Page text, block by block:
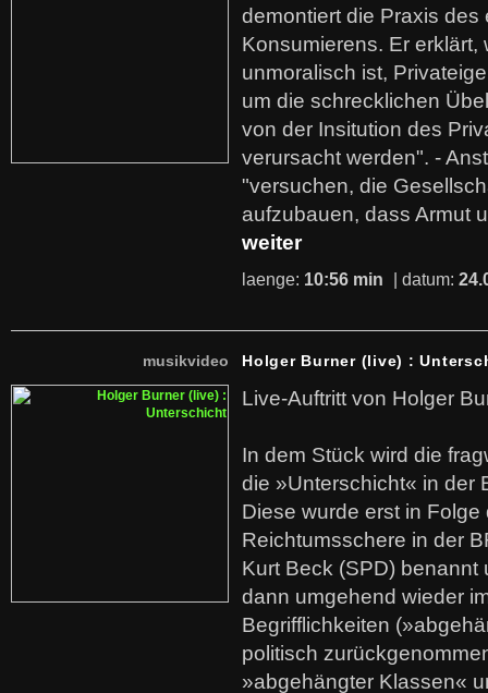
demontiert die Praxis des
Konsumierens. Er erklärt,
unmoralisch ist,
um die schrecklichen
von der Insitution des
verursacht werden". -
"versuchen, die
aufzubauen, dass Armut
weiter
laenge: 10:56 min | datum:
musikvideo Holger Burner (live) :
Live-Auftritt von Holger
In dem Stück wird die
die »Unterschicht« in der
Diese wurde erst in
Reichtumsschere in der
Kurt Beck (SPD)
dann umgehend wieder
Begrifflichkeiten
politisch
»abgehängter Klassen«